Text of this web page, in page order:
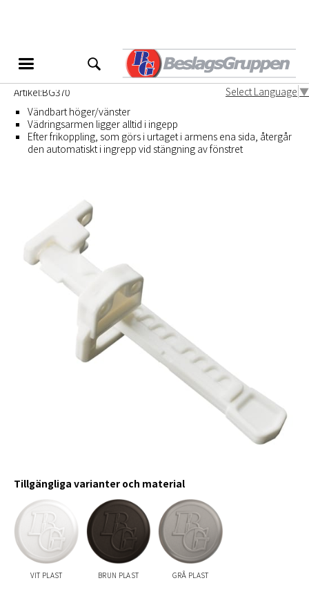
Select Language ▼
Vädringsbeslag BG370
Till inåtgående fönster
Artikel:BG370
Vändbart höger/vänster
Vädringsarmen ligger alltid i ingepp
Efter frikoppling, som görs i urtaget i armens ena sida, återgår
den automatiskt i ingrepp vid stängning av fönstret
Tillgängliga varianter och material
VIT PLAST BRUN PLAST GRÅ PLAST